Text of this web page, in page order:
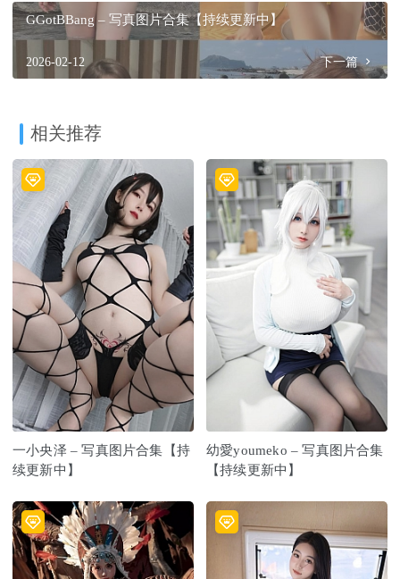
GGotBBang – 写真图片合集【持续更新中】
2026-02-12 下一篇
相关推荐
一小央泽 – 写真图片合集【持
续更新中】
幼愛youmeko – 写真图片合集
【持续更新中】